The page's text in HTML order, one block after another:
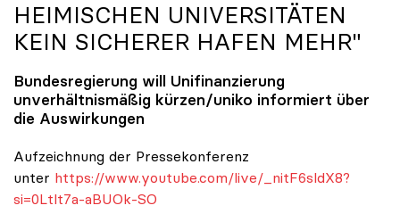
HEIMISCHEN UNIVERSITÄTEN
KEIN SICHERER HAFEN MEHR"
Bundesregierung will Unifinanzierung
unverhältnismäßig kürzen/uniko informiert über
die Auswirkungen
Aufzeichnung der Pressekonferenz
unter https://www.youtube.com/live/_nitF6sldX8?
si=0Ltlt7a-aBUOk-SO